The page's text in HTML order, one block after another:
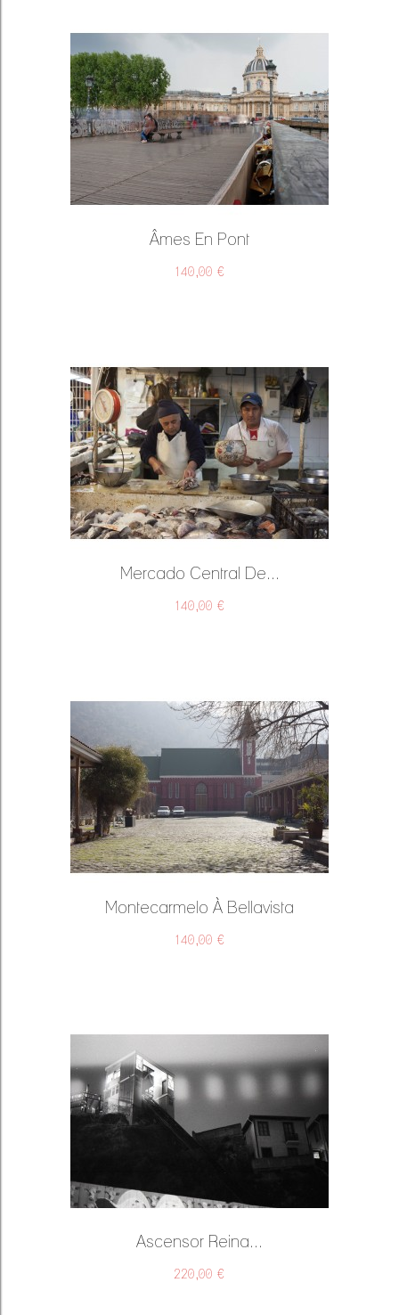
Âmes En Pont
140,00 €
Mercado Central De...
140,00 €
Montecarmelo À Bellavista
140,00 €
Ascensor Reina...
220,00 €